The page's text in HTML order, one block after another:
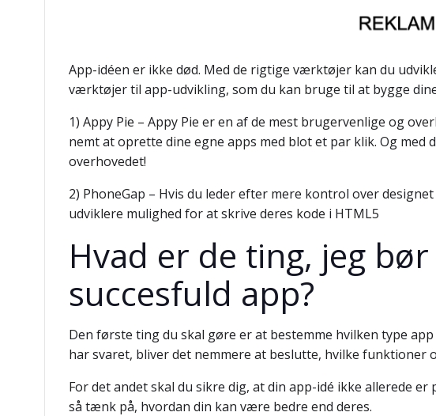
App-idéen er ikke død. Med de rigtige værktøjer kan du
værktøjer til app-udvikling, som du kan bruge til at bygge
1) Appy Pie – Appy Pie er en af de mest brugervenlige og
nemt at oprette dine egne apps med blot et par klik. Og
overhovedet!
2) PhoneGap – Hvis du leder efter mere kontrol over
udviklere mulighed for at skrive deres kode i HTML5
Hvad er de ting, jeg
succesfuld app?
Den første ting du skal gøre er at bestemme hvilken type
har svaret, bliver det nemmere at beslutte, hvilke funktioner
For det andet skal du sikre dig, at din app-idé ikke allerede
så tænk på, hvordan din kan være bedre end deres.